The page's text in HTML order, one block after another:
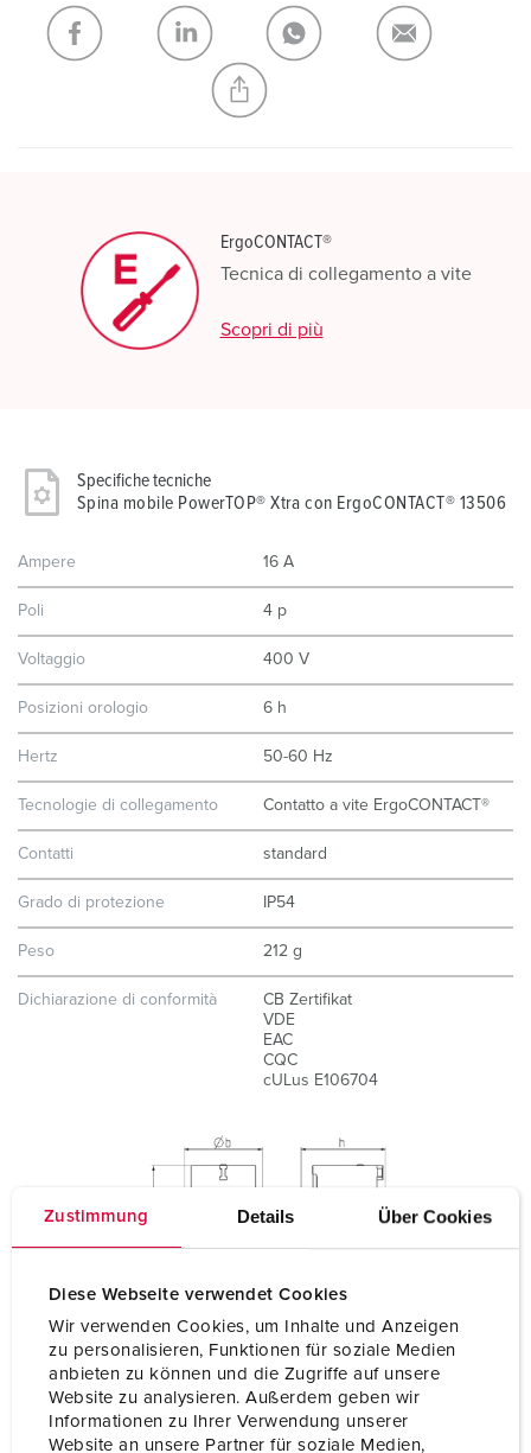
Zustimmung Details Über Cookies
Diese Webseite verwendet Cookies
Wir verwenden Cookies, um Inhalte und Anzeigen
zu personalisieren, Funktionen für soziale Medien
anbieten zu können und die Zugriffe auf unsere
Website zu analysieren. Außerdem geben wir
Informationen zu Ihrer Verwendung unserer
Website an unsere Partner für soziale Medien,
CREA NUOVA LISTA
ErgoCONTACT®
Tecnica di collegamento a vite
Scopri di più
Specifiche tecniche
Spina mobile PowerTOP® Xtra con ErgoCONTACT® 13506
Ampere 16 A
Poli 4 p
Voltaggio 400 V
Posizioni orologio 6 h
Hertz 50-60 Hz
Tecnologie di collegamento Contatto a vite ErgoCONTACT®
Contatti standard
Grado di protezione IP54
Peso 212 g
Dichiarazione di conformità
CB Zertifikat
VDE
EAC
CQC
cULus E106704